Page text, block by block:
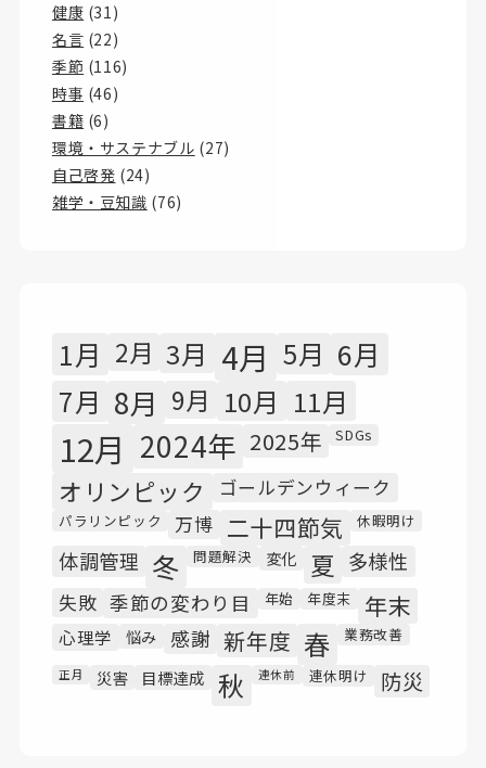
健康 (31)
名言 (22)
季節 (116)
時事 (46)
書籍 (6)
環境・サステナブル (27)
自己啓発 (24)
雑学・豆知識 (76)
1月 2月 3月 4月 5月 6月
7月 8月 9月 10月 11月
12月 2024年 2025年 SDGs
オリンピック ゴールデンウィーク
パラリンピック 万博 二十四節気 休暇明け
体調管理 冬 問題解決 変化 夏 多様性
失敗 季節の変わり目 年始 年度末 年末
心理学 悩み 感謝 新年度 春 業務改善
正月 災害 目標達成 秋 連休前 連休明け 防災